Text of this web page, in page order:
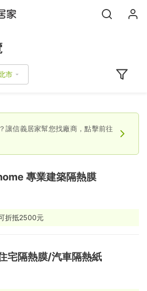
讓信義居家幫您找廠商，點擊前往
專業建築隔熱膜
折抵2500元
宅隔熱膜/汽車隔熱紙